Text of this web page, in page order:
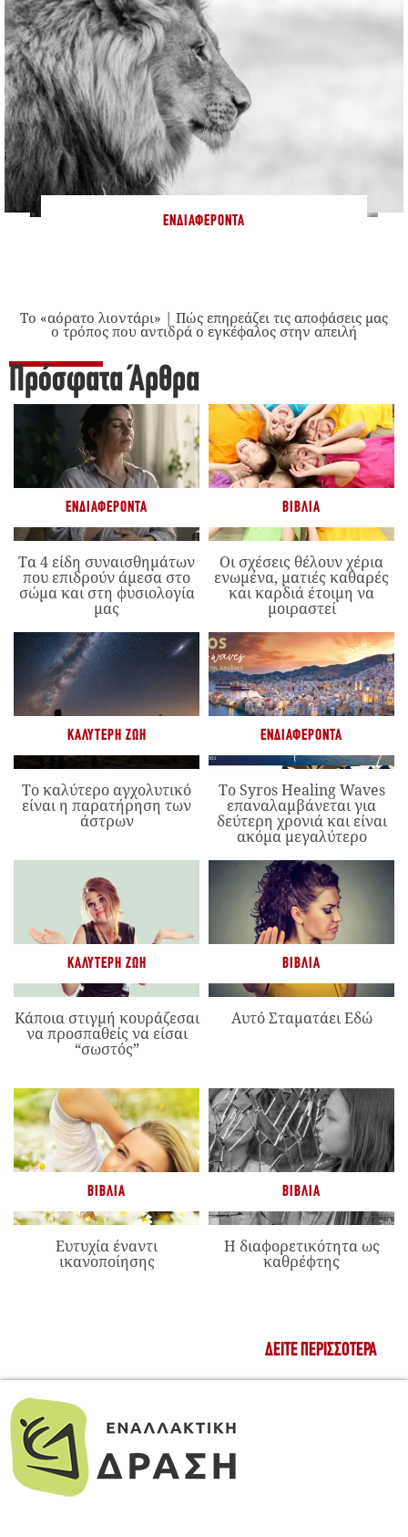
ΕΝΔΙΑΦΈΡΟΝΤΑ
Το «αόρατο λιοντάρι» | Πώς επηρεάζει τις αποφάσεις μας
ο τρόπος που αντιδρά ο εγκέφαλος στην απειλή
Πρόσφατα Άρθρα
ΕΝΔΙΑΦΈΡΟΝΤΑ
Τα 4 είδη συναισθημάτων
που επιδρούν άμεσα στο
σώμα και στη φυσιολογία
μας
ΒΙΒΛΊΑ
Οι σχέσεις θέλουν χέρια
ενωμένα, ματιές καθαρές
και καρδιά έτοιμη να
μοιραστεί
ΚΑΛΎΤΕΡΗ ΖΩΉ
Το καλύτερο αγχολυτικό
είναι η παρατήρηση των
άστρων
ΕΝΔΙΑΦΈΡΟΝΤΑ
Το Syros Healing Waves
επαναλαμβάνεται για
δεύτερη χρονιά και είναι
ακόμα μεγαλύτερο
ΚΑΛΎΤΕΡΗ ΖΩΉ
Κάποια στιγμή κουράζεσαι
να προσπαθείς να είσαι
“σωστός”
ΒΙΒΛΊΑ
Αυτό Σταματάει Εδώ
ΒΙΒΛΊΑ
Ευτυχία έναντι
ικανοποίησης
ΒΙΒΛΊΑ
Η διαφορετικότητα ως
καθρέφτης
ΔΕΊΤΕ ΠΕΡΙΣΣΌΤΕΡΑ